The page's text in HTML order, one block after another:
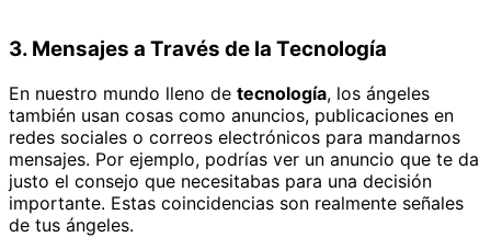
3. Mensajes a Través de la Tecnología
En nuestro mundo lleno de tecnología, los ángeles
también usan cosas como anuncios, publicaciones en
redes sociales o correos electrónicos para mandarnos
mensajes. Por ejemplo, podrías ver un anuncio que te da
justo el consejo que necesitabas para una decisión
importante. Estas coincidencias son realmente señales
de tus ángeles.